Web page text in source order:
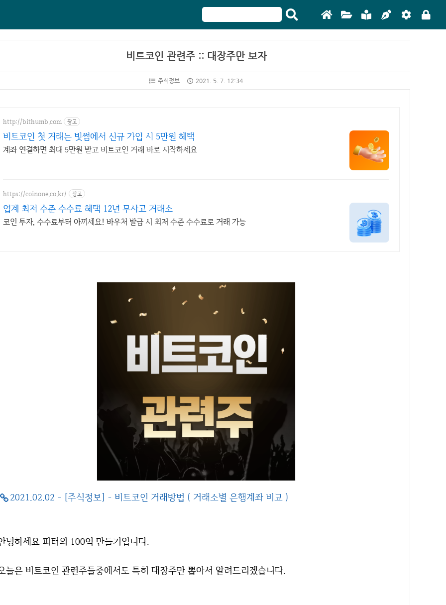
비트코인 관련주 :: 대장주만 보자
주식정보 2021. 5. 7. 12:34
http://bithumb.com 광고
비트코인 첫 거래는 빗썸에서 신규 가입 시 5만원 혜택
계좌 연결하면 최대 5만원 받고 비트코인 거래 바로 시작하세요
https://coinone.co.kr/ 광고
업계 최저 수준 수수료 혜택 12년 무사고 거래소
코인 투자, 수수료부터 아끼세요! 바우처 발급 시 최저 수준 수수료로 거래 가능
2021.02.02 - [주식정보] - 비트코인 거래방법 ( 거래소별 은행계좌 비교 )
안녕하세요 피터의 100억 만들기입니다.
오늘은 비트코인 관련주들중에서도 특히 대장주만 뽑아서 알려드리겠습니다.